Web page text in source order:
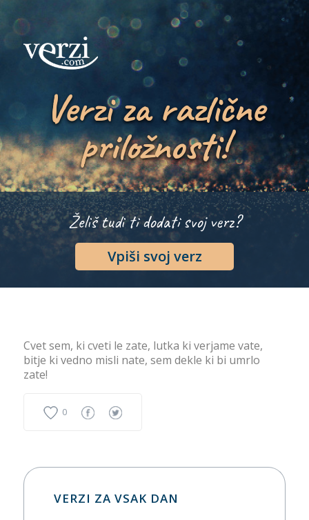
Verzi za različne
priložnosti!
Želiš tudi ti dodati svoj verz?
Vpiši svoj verz
Cvet sem, ki cveti le zate, lutka ki verjame vate,
bitje ki vedno misli nate, sem dekle ki bi umrlo
zate!
0
VERZI ZA VSAK DAN